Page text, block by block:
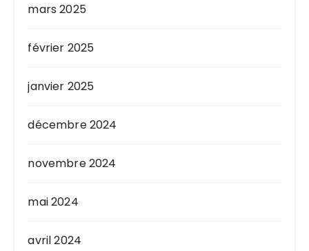
mars 2025
février 2025
janvier 2025
décembre 2024
novembre 2024
mai 2024
avril 2024